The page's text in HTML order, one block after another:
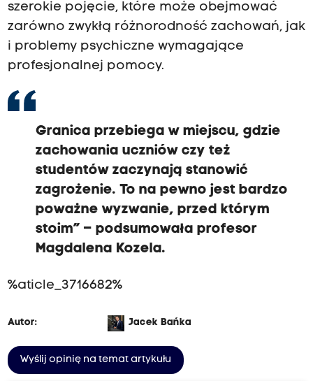
szerokie pojęcie, które może obejmować
zarówno zwykłą różnorodność zachowań, jak
i problemy psychiczne wymagające
profesjonalnej pomocy.
Granica przebiega w miejscu, gdzie
zachowania uczniów czy też
studentów zaczynają stanowić
zagrożenie. To na pewno jest bardzo
poważne wyzwanie, przed którym
stoim” – podsumowała profesor
Magdalena Kozela.
%aticle_3716682%
Autor: Jacek Bańka
Wyślij opinię na temat artykułu